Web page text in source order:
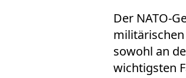
Der NATO-
sowohl an
wichtigsten